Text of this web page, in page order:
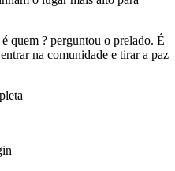
quem ? perguntou o prelado. É
na comunidade e tirar a paz